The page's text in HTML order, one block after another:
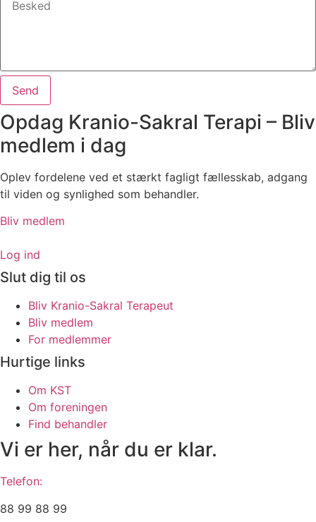
Send
Opdag Kranio-Sakral Terapi – Bliv
medlem i dag
Oplev fordelene ved et stærkt fagligt fællesskab, adgang
til viden og synlighed som behandler.
Bliv medlem
Log ind
Slut dig til os
Bliv Kranio-Sakral Terapeut
Bliv medlem
For medlemmer
Hurtige links
Om KST
Om foreningen
Find behandler
Vi er her, når du er klar.
Telefon:
88 99 88 99